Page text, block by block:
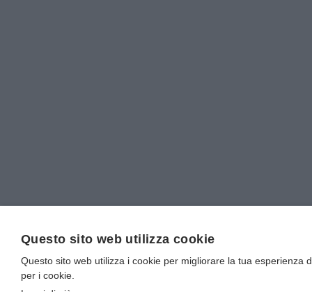
Questo sito web utilizza cookie
Questo sito web utilizza i cookie per migliorare la tua esperienza
per i cookie.